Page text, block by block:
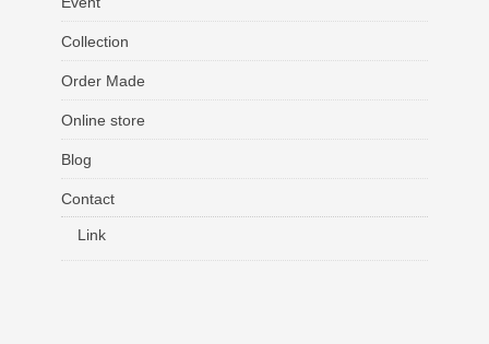
Collection
Order Made
Online store
Blog
Contact
Link